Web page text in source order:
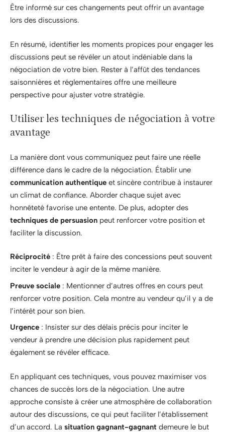
Être informé sur ces changements peut offrir un avantage
lors des discussions.
En résumé, identifier les moments propices pour engager les
discussions peut se révéler un atout indéniable dans la
négociation de votre bien. Rester à l’affût des tendances
saisonnières et réglementaires offre une meilleure
perspective pour ajuster votre stratégie.
Utiliser les techniques de négociation à votre
avantage
La manière dont vous communiquez peut faire une réelle
différence dans le cadre de la négociation. Établir une
communication authentique et sincère contribue à instaurer
un climat de confiance. Aborder chaque sujet avec
honnêteté favorise une entente. De plus, adopter des
techniques de persuasion peut renforcer votre position et
faciliter la discussion.
Réciprocité : Être prêt à faire des concessions peut souvent
inciter le vendeur à agir de la même manière.
Preuve sociale : Mentionner d’autres offres en cours peut
renforcer votre position. Cela montre au vendeur qu’il y a de
l’intérêt pour son bien.
Urgence : Insister sur des délais précis pour inciter le
vendeur à prendre une décision plus rapidement peut
également se révéler efficace.
En appliquant ces techniques, vous pouvez maximiser vos
chances de succès lors de la négociation. Une autre
approche consiste à créer une atmosphère de collaboration
autour des discussions, ce qui peut faciliter l’établissement
d’un accord. La situation gagnant-gagnant demeure le but